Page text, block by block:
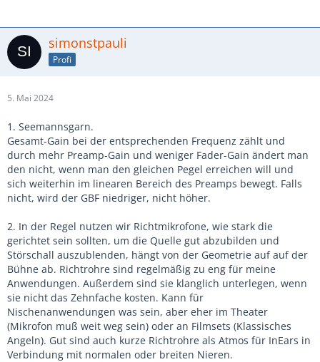
simonstpauli
Profi
5. Mai 2024
1. Seemannsgarn.
Gesamt-Gain bei der entsprechenden Frequenz zählt und
durch mehr Preamp-Gain und weniger Fader-Gain ändert man
den nicht, wenn man den gleichen Pegel erreichen will und
sich weiterhin im linearen Bereich des Preamps bewegt. Falls
nicht, wird der GBF niedriger, nicht höher.
2. In der Regel nutzen wir Richtmikrofone, wie stark die
gerichtet sein sollten, um die Quelle gut abzubilden und
Störschall auszublenden, hängt von der Geometrie auf auf der
Bühne ab. Richtrohre sind regelmäßig zu eng für meine
Anwendungen. Außerdem sind sie klanglich unterlegen, wenn
sie nicht das Zehnfache kosten. Kann für
Nischenanwendungen was sein, aber eher im Theater
(Mikrofon muß weit weg sein) oder an Filmsets (Klassisches
Angeln). Gut sind auch kurze Richtrohre als Atmos für InEars in
Verbindung mit normalen oder breiten Nieren.